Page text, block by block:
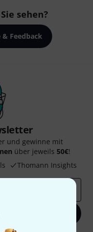
sehen?
& Feedback
und gewinne mit
über jeweils 50€!
Thomann Insights